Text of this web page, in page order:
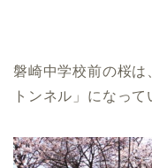
磐崎中学校前の桜
トンネル」になって